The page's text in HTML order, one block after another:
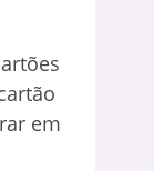
em